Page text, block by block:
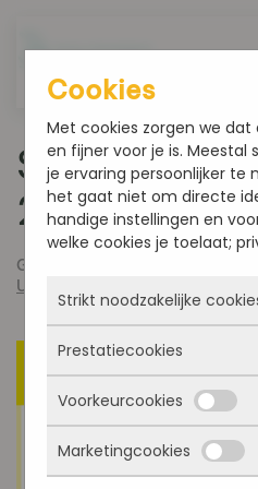
2022
Geschreven door
Uncategorized
Cookies
Met cookies zorgen we
en fijner voor je is. Meestal
je ervaring persoonlijker te
het gaat niet om directe
handige instellingen en
welke cookies je toelaat;
Strikt noodzakelijke
Deze cookies zorgen
überhaupt werkt. Ze
kunnen niet worden
ze alleen geplaatst als jij
inloggen, een formulier
privacyvoorkeuren
Prestatiecookies
Met deze cookies zien
bezocht wordt, waar
komen en welke pagina’s
kunnen we de website
Voorkeurcookies
Deze cookies onthouden
Bijvoorbeeld taalkeuze
Marketingcookies